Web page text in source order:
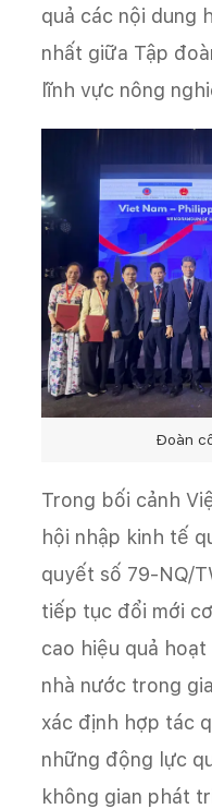
quả các nội dung
nhất giữa Tập
lĩnh vực nông
Đoàn
Trong bối cảnh
hội nhập kinh tế
quyết số 79-NQ/
tiếp tục đổi mới
cao hiệu quả
nhà nước trong
xác định hợp tác
những động lực
không gian phát